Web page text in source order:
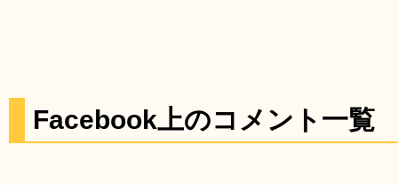
Facebook上のコメント一覧